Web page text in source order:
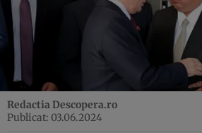
Redactia Descopera.ro
Publicat: 03.06.2024